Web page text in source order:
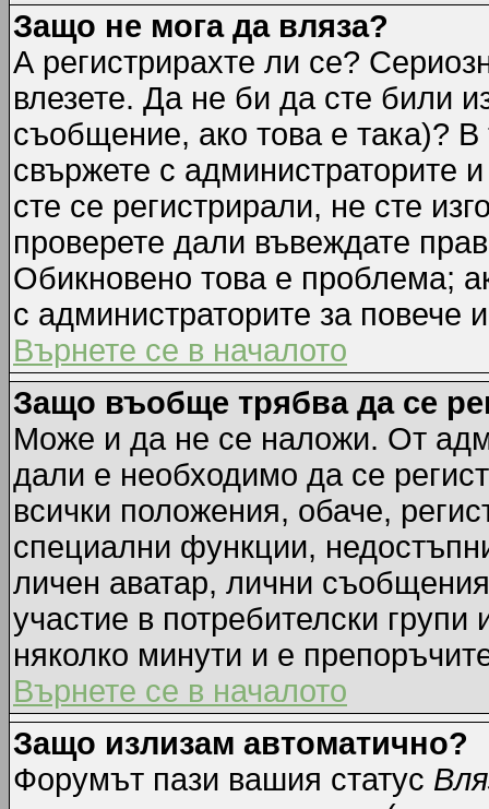
Защо не мога да вляза?
А регистрирахте ли се?
влезете. Да не би да сте били
съобщение, ако това е така)?
свържете с администраторите
сте се регистрирали, не сте
проверете дали въвеждате
Обикновено това е проблема;
с администраторите за повече
Върнете се в началото
Защо въобще трябва да се
Може и да не се наложи. От
дали е необходимо да се
всички положения, обаче,
специални функции,
личен аватар, лични
участие в потребителски
няколко минути и е
Върнете се в началото
Защо излизам автоматично?
Форумът пази вашия статус